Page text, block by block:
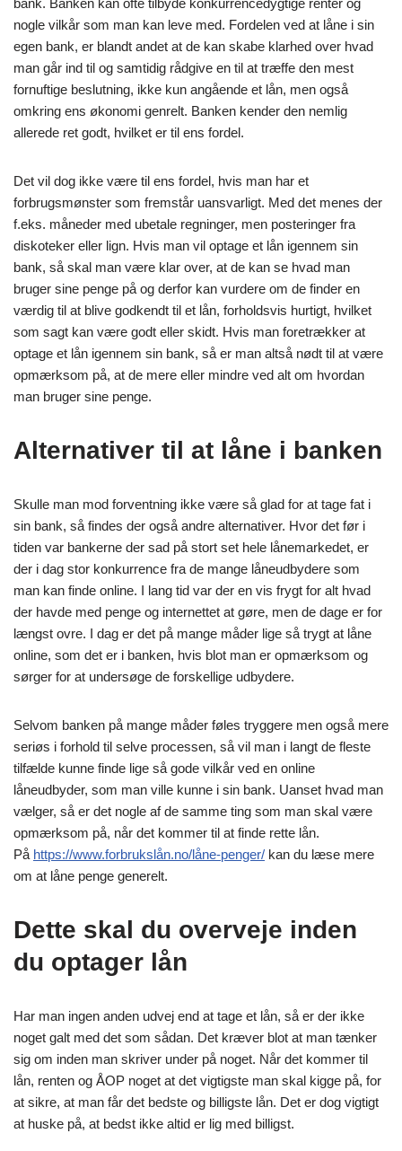
nogle vilkår som man kan leve med. Fordelen ved at låne i sin
egen bank, er blandt andet at de kan skabe klarhed over hvad
man går ind til og samtidig rådgive en til at træffe den mest
fornuftige beslutning, ikke kun angående et lån, men også
omkring ens økonomi genrelt. Banken kender den nemlig
allerede ret godt, hvilket er til ens fordel.
Det vil dog ikke være til ens fordel, hvis man har et
forbrugsmønster som fremstår uansvarligt. Med det menes der
f.eks. måneder med ubetale regninger, men posteringer fra
diskoteker eller lign. Hvis man vil optage et lån igennem sin
bank, så skal man være klar over, at de kan se hvad man
bruger sine penge på og derfor kan vurdere om de finder en
værdig til at blive godkendt til et lån, forholdsvis hurtigt, hvilket
som sagt kan være godt eller skidt. Hvis man foretrækker at
optage et lån igennem sin bank, så er man altså nødt til at være
opmærksom på, at de mere eller mindre ved alt om hvordan
man bruger sine penge.
Alternativer til at låne i banken
Skulle man mod forventning ikke være så glad for at tage fat i
sin bank, så findes der også andre alternativer. Hvor det før i
tiden var bankerne der sad på stort set hele lånemarkedet, er
der i dag stor konkurrence fra de mange låneudbydere som
man kan finde online. I lang tid var der en vis frygt for alt hvad
der havde med penge og internettet at gøre, men de dage er for
længst ovre. I dag er det på mange måder lige så trygt at låne
online, som det er i banken, hvis blot man er opmærksom og
sørger for at undersøge de forskellige udbydere.
Selvom banken på mange måder føles tryggere men også mere
seriøs i forhold til selve processen, så vil man i langt de fleste
tilfælde kunne finde lige så gode vilkår ved en online
låneudbyder, som man ville kunne i sin bank. Uanset hvad man
vælger, så er det nogle af de samme ting som man skal være
opmærksom på, når det kommer til at finde rette lån.
På https://www.forbrukslån.no/låne-penger/ kan du læse mere
om at låne penge generelt.
Dette skal du overveje inden
du optager lån
Har man ingen anden udvej end at tage et lån, så er der ikke
noget galt med det som sådan. Det kræver blot at man tænker
sig om inden man skriver under på noget. Når det kommer til
lån, renten og ÅOP noget at det vigtigste man skal kigge på, for
at sikre, at man får det bedste og billigste lån. Det er dog vigtigt
at huske på, at bedst ikke altid er lig med billigst.